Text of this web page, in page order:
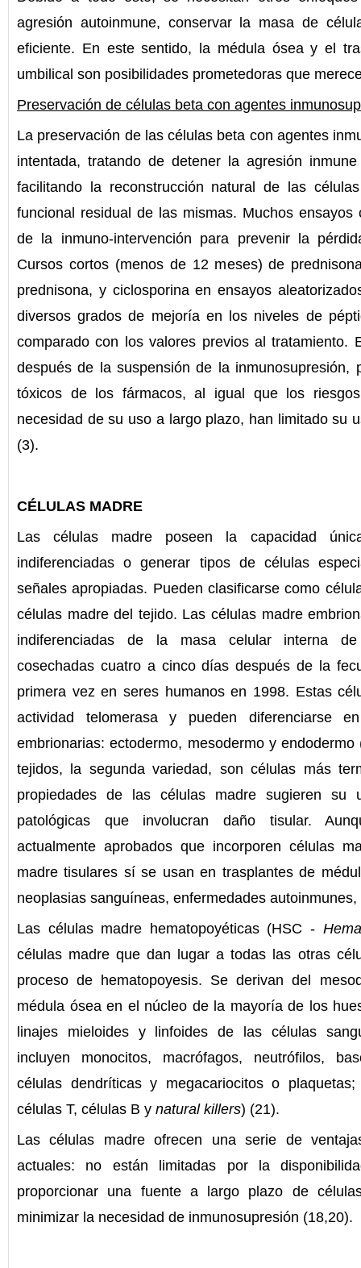
agresión autoinmune, conservar la masa de
eficiente. En este sentido, la médula ósea y el
umbilical son posibilidades prometedoras que
Preservación de células beta con agentes
La preservación de las células beta con agentes
intentada, tratando de detener la agresión
facilitando la reconstrucción natural de las
funcional residual de las mismas. Muchos
de la inmuno-intervención para prevenir la
Cursos cortos (menos de 12 meses) de
prednisona, y ciclosporina en ensayos
diversos grados de mejoría en los niveles de
comparado con los valores previos al tratamiento.
después de la suspensión de la inmunosupresión,
tóxicos de los fármacos, al igual que los
necesidad de su uso a largo plazo, han limitado su
(3).
CÉLULAS MADRE
Las células madre poseen la capacidad
indiferenciadas o generar tipos de células
señales apropiadas. Pueden clasificarse como
células madre del tejido. Las células madre
indiferenciadas de la masa celular interna
cosechadas cuatro a cinco días después de la
primera vez en seres humanos en 1998. Estas
actividad telomerasa y pueden diferenciarse
embrionarias: ectodermo, mesodermo y
tejidos, la segunda variedad, son células más
propiedades de las células madre sugieren su
patológicas que involucran daño tisular.
actualmente aprobados que incorporen células
madre tisulares sí se usan en trasplantes de
neoplasias sanguíneas, enfermedades
Las células madre hematopoyéticas (HSC -
células madre que dan lugar a todas las otras
proceso de hematopoyesis. Se derivan del
médula ósea en el núcleo de la mayoría de los
linajes mieloides y linfoides de las células
incluyen monocitos, macrófagos, neutrófilos,
células dendríticas y megacariocitos o
células T, células B y natural killers) (21).
Las células madre ofrecen una serie de
actuales: no están limitadas por la
proporcionar una fuente a largo plazo de
minimizar la necesidad de inmunosupresión (18,20).